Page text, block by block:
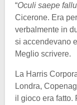
“Oculi saepe
Cicerone. Era
verbalmente in
si accendevano
Meglio scrivere.
La Harris
Londra,
il gioco era fatto.